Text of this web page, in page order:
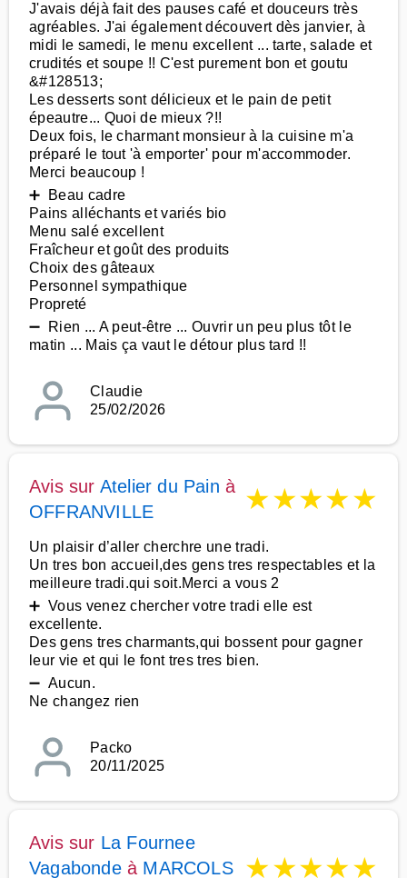
J'avais déjà fait des pauses café et douceurs très
agréables. J'ai également découvert dès janvier, à
midi le samedi, le menu excellent ... tarte, salade et
crudités et soupe !! C'est purement bon et goutu
&#128513;
Les desserts sont délicieux et le pain de petit
épeautre... Quoi de mieux ?!!
Deux fois, le charmant monsieur à la cuisine m'a
préparé le tout 'à emporter' pour m'accommoder.
Merci beaucoup !
➕ Beau cadre
Pains alléchants et variés bio
Menu salé excellent
Fraîcheur et goût des produits
Choix des gâteaux
Personnel sympathique
Propreté
➖ Rien ... A peut-être ... Ouvrir un peu plus tôt le
matin ... Mais ça vaut le détour plus tard !!
Claudie
25/02/2026
Avis sur Atelier du Pain à
OFFRANVILLE
★★★★★
Un plaisir d’aller cherchre une tradi.
Un tres bon accueil,des gens tres respectables et la
meilleure tradi.qui soit.Merci a vous 2
➕ Vous venez chercher votre tradi elle est
excellente.
Des gens tres charmants,qui bossent pour gagner
leur vie et qui le font tres tres bien.
➖ Aucun.
Ne changez rien
Packo
20/11/2025
Avis sur La Fournee
Vagabondeà MARCOLS ★★★★★